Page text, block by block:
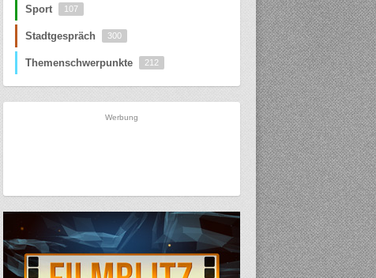
Sport 107
Stadtgespräch 300
Themenschwerpunkte 212
Werbung